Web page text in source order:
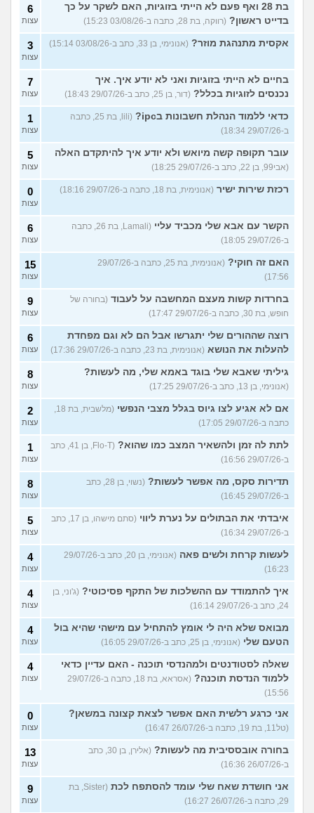
בת 28 ואף פעם לא הייתי בזוגיות, האם לשקר על כך
בדייט ראשון? (רווקה, בת 28, כתבה ב-03/08/26 15:23)
6
עצות
אקסית מתנהגת מוזר? (אנונימי, בן 33, כתב ב-03/08/26 15:14) 3
עצות
בחיים לא הייתי בזוגיות ואני לא יודע איך. איך
נכנסים לזוגיות בכלל? (דור, בן 25, כתב ב-29/07/26 18:43)
7
עצות
כדאי ללמוד הנהלת חשבונות בipc?
(lili, בת 25, כתבה
ב-29/07/26 18:34)
1
עצות
עובר תקופה קשה מיואש ולא יודע איך להיתקדם האלה
(אבי99, בן 22, כתב ב-29/07/26 18:25)
5
עצות
רכזת שירות ישיר (אנונימית, בת 18, כתבה ב-29/07/26 18:16) 0
עצות
הקשר עם אבא שלי מכביד עליי
(Lamali, בת 26, כתבה
ב-29/07/26 18:05)
6
עצות
האם זה חוקי?
(אנונימית, בת 25, כתבה ב-29/07/26
17:56)
15
עצות
בחרדות קשות מעצם המחשבה על לעבוד (בחורה של
חופש, בת 30, כתבה ב-29/07/26 17:47)
9
עצות
רוצה שההורים שלי יתגרשו אבל הם לא וגם מפחדת
להעלות את הנושא (אנונימית, בת 23, כתבה ב-29/07/26 17:36)
6
עצות
גיליתי שאבא שלי בוגד באמא שלי, מה לעשות?
(אנונימי, בן 13, כתב ב-29/07/26 17:25)
8
עצות
אם לא אגיע לצו גיוס בגלל מצבי הנפשי
(מלשבית, בת 18,
כתבה ב-29/07/26 17:05)
2
עצות
לתת לה זמן ולהשאיר המצב כמו שהוא?
(Flo-T, בן 41, כתב
ב-29/07/26 16:56)
1
עצות
תדירות סקס, מה אפשר לעשות?
(נשוי, בן 28, כתב
ב-29/07/26 16:45)
8
עצות
איבדתי את הבתולים על נערת ליווי
(סתם מישהו, בן 17, כתב
ב-29/07/26 16:34)
5
עצות
לעשות קרחת ולשים פאה
(אנונימי, בן 20, כתב ב-29/07/26
16:23)
4
עצות
איך להתמודד עם ההשלכות של התקף פסיכוטי? (ג'וני, בן
24, כתב ב-29/07/26 16:14)
4
עצות
מבואס שלא היה לי אומץ להתחיל עם מישהי שהיא בול
הטעם שלי (אנונימי, בן 25, כתב ב-29/07/26 16:05)
4
עצות
שאלה לסטודנטים ולמהנדסי תוכנה - האם עדיין כדאי
ללמוד הנדסת תוכנה?
(אסראא, בת 18, כתבה ב-29/07/26
15:56)
4
עצות
אני כרגע רלשית האם אפשר לצאת קצונה במשאן?
(טל11, בת 19, כתבה ב-26/07/26 16:47)
0
עצות
בחורה אובססיבית מה לעשות?
(אלירן, בן 30, כתב
ב-26/07/26 16:36)
13
עצות
אני חושדת שאח שלי עומד להסתפח לכת
(Sister, בת
29, כתבה ב-26/07/26 16:27)
9
עצות